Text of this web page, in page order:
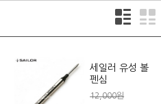
세일러 유성 볼
펜심
12,000원